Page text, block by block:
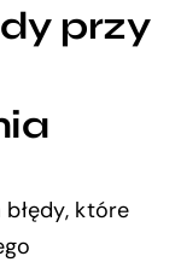
przy
które